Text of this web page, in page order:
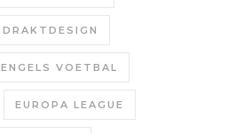
DRAKTDESIGN
ENGELS VOETBAL
EUROPA LEAGUE